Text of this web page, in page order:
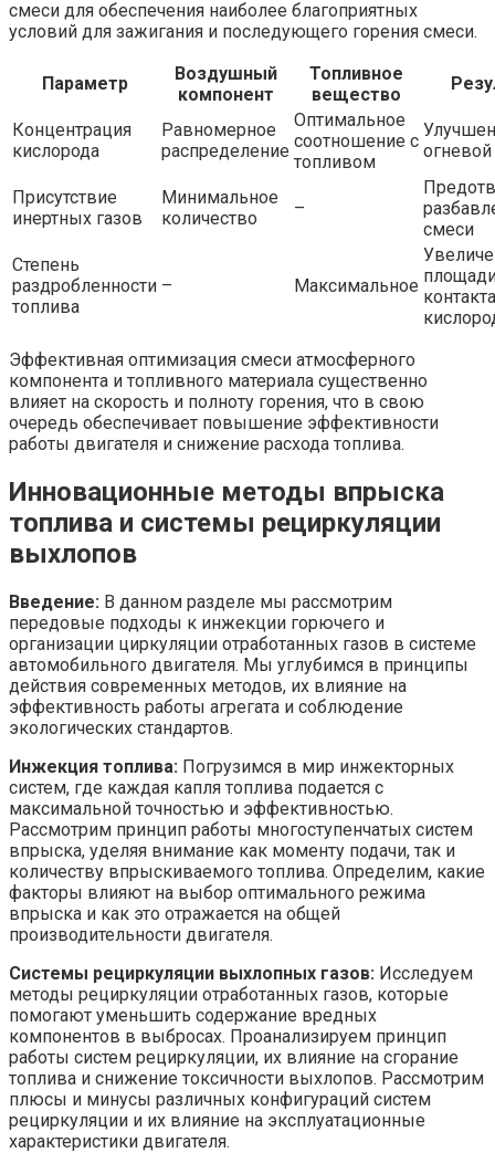
смеси для обеспечения наиболее благоприятных
условий для зажигания и последующего горения смеси.
Параметр
Воздушный
компонент
Топливное
вещество
Концентрация
кислорода
Равномерное
распределение
Оптимальное
соотношение с
топливом
Присутствие
инертных газов
Минимальное
количество
–
смеси
Степень
раздробленности
топлива
– Максимальное
Эффективная оптимизация смеси атмосферного
компонента и топливного материала существенно
влияет на скорость и полноту горения, что в свою
очередь обеспечивает повышение эффективности
работы двигателя и снижение расхода топлива.
Инновационные методы впрыска
топлива и системы рециркуляции
выхлопов
Введение: В данном разделе мы рассмотрим
передовые подходы к инжекции горючего и
организации циркуляции отработанных газов в системе
автомобильного двигателя. Мы углубимся в принципы
действия современных методов, их влияние на
эффективность работы агрегата и соблюдение
экологических стандартов.
Инжекция топлива: Погрузимся в мир инжекторных
систем, где каждая капля топлива подается с
максимальной точностью и эффективностью.
Рассмотрим принцип работы многоступенчатых систем
впрыска, уделяя внимание как моменту подачи, так и
количеству впрыскиваемого топлива. Определим, какие
факторы влияют на выбор оптимального режима
впрыска и как это отражается на общей
производительности двигателя.
Системы рециркуляции выхлопных газов: Исследуем
методы рециркуляции отработанных газов, которые
помогают уменьшить содержание вредных
компонентов в выбросах. Проанализируем принцип
работы систем рециркуляции, их влияние на сгорание
топлива и снижение токсичности выхлопов. Рассмотрим
плюсы и минусы различных конфигураций систем
рециркуляции и их влияние на эксплуатационные
характеристики двигателя.